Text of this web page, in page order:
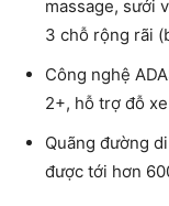
massage, sưởi
3 chỗ rộng rãi
Công nghệ
2+, hỗ trợ đỗ
Quãng đường
được tới hơn